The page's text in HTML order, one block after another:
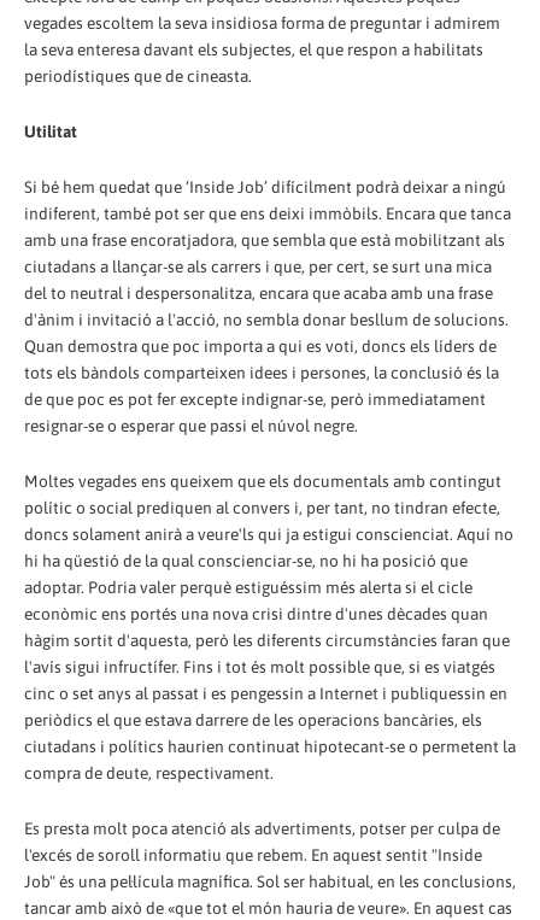
vegades escoltem la seva insidiosa forma de preguntar i admirem
la seva enteresa davant els subjectes, el que respon a habilitats
periodístiques que de cineasta.
Utilitat
Si bé hem quedat que ‘Inside Job’ difícilment podrà deixar a ningú
indiferent, també pot ser que ens deixi immòbils. Encara que tanca
amb una frase encoratjadora, que sembla que està mobilitzant als
ciutadans a llançar-se als carrers i que, per cert, se surt una mica
del to neutral i despersonalitza, encara que acaba amb una frase
d'ànim i invitació a l'acció, no sembla donar besllum de solucions.
Quan demostra que poc importa a qui es voti, doncs els líders de
tots els bàndols comparteixen idees i persones, la conclusió és la
de que poc es pot fer excepte indignar-se, però immediatament
resignar-se o esperar que passi el núvol negre.
Moltes vegades ens queixem que els documentals amb contingut
polític o social prediquen al convers i, per tant, no tindran efecte,
doncs solament anirà a veure'ls qui ja estigui conscienciat. Aquí no
hi ha qüestió de la qual conscienciar-se, no hi ha posició que
adoptar. Podria valer perquè estiguéssim més alerta si el cicle
econòmic ens portés una nova crisi dintre d'unes dècades quan
hàgim sortit d'aquesta, però les diferents circumstàncies faran que
l'avís sigui infructífer. Fins i tot és molt possible que, si es viatgés
cinc o set anys al passat i es pengessin a Internet i publiquessin en
periòdics el que estava darrere de les operacions bancàries, els
ciutadans i polítics haurien continuat hipotecant-se o permetent la
compra de deute, respectivament.
Es presta molt poca atenció als advertiments, potser per culpa de
l'excés de soroll informatiu que rebem. En aquest sentit "Inside
Job" és una pel·lícula magnífica. Sol ser habitual, en les conclusions,
tancar amb això de «que tot el món hauria de veure». En aquest cas